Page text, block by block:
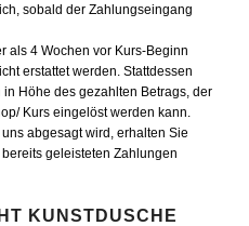
sobald der Zahlungseingang
als 4 Wochen vor Kurs-Beginn
erstattet werden. Stattdessen
Höhe des gezahlten Betrags, der
Kurs eingelöst werden kann.
abgesagt wird, erhalten Sie
geleisteten Zahlungen
KUNSTDUSCHE